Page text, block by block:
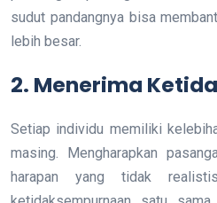
sudut pandangnya bisa
lebih besar.
2. Menerima
Setiap individu memiliki
masing. Mengharapkan
harapan yang tidak